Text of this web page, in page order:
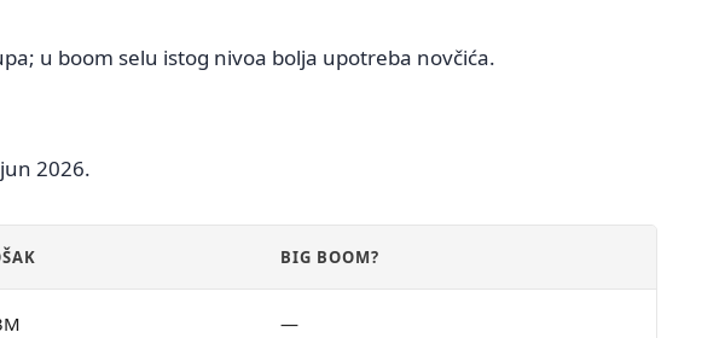
u boom selu istog nivoa bolja upotreba novčića.
2026.
BIG BOOM?
—